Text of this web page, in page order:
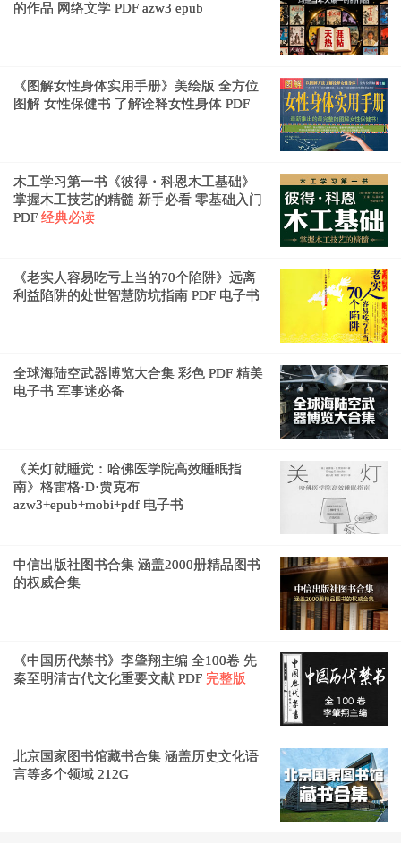
的作品 网络文学 PDF azw3 epub
《图解女性身体实用手册》美绘版 全方位
图解 女性保健书 了解诠释女性身体 PDF
木工学习第一书《彼得・科恩木工基础》
掌握木工技艺的精髓 新手必看 零基础入门
PDF 经典必读
《老实人容易吃亏上当的70个陷阱》远离
利益陷阱的处世智慧防坑指南 PDF 电子书
全球海陆空武器博览大合集 彩色 PDF 精美
电子书 军事迷必备
《关灯就睡觉：哈佛医学院高效睡眠指
南》格雷格·D·贾克布
azw3+epub+mobi+pdf 电子书
中信出版社图书合集 涵盖2000册精品图书
的权威合集
《中国历代禁书》李肇翔主编 全100卷 先
秦至明清古代文化重要文献 PDF 完整版
北京国家图书馆藏书合集 涵盖历史文化语
言等多个领域 212G